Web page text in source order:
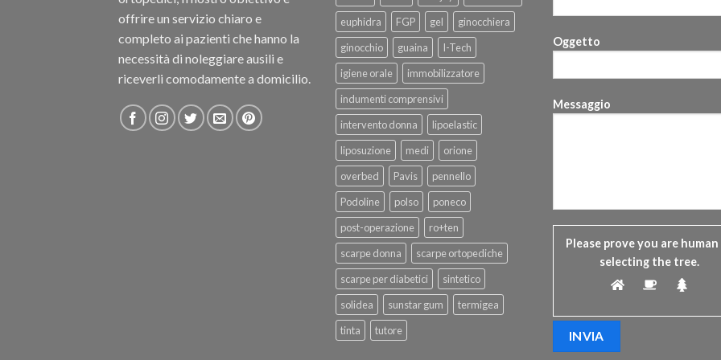
offrire un servizio chiaro e
completo ai pazienti che hanno la
necessità di noleggiare ausili e
riceverli comodamente a domicilio.
euphidra
FGP gel
ginocchiera
ginocchio
guaina
I-Tech
igiene orale
immobilizzatore
indumenti comprensivi
intervento donna
lipoelastic
liposuzione
medi
orione
overbed
Pavis
pennello
Podoline
polso
poneco
post-operazione
ro+ten
scarpe donna
scarpe ortopediche
scarpe per diabetici
sintetico
solidea
sunstar gum
termigea
tinta
tutore
Oggetto
Messaggio
Please prove you are human
selecting the tree.